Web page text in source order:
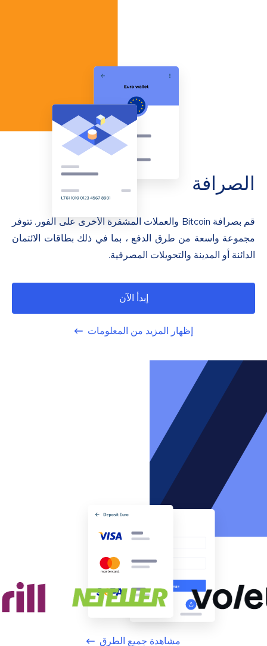
الصرافة
قم بصرافة Bitcoin والعملات المشفرة الأخرى على الفور. تتوفر
مجموعة واسعة من طرق الدفع ، بما في ذلك بطاقات الائتمان
الدائنة أو المدينة والتحويلات المصرفية.
إبدأ الآن
إظهار المزيد من المعلومات
مشاهدة جميع الطرق